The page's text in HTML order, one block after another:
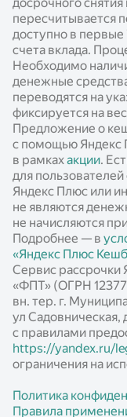
пересчитывается
доступно в
счета вклада.
Необходимо
денежные
переводятся на
фиксируется на
Предложение о
с помощью Яндекс
в рамкахакции.
для
Яндекс Плюс или
не являются
не начисляются
Подробнее — в
«Яндекс Плюс
Сервис рассрочки
«ФПТ» (ОГРН
вн. тер. г.
ул Садовническая,
с правилами
https://yandex.ru/
ограничения на
Политика
Правила